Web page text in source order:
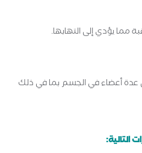
مما يؤدي إلى التهابها.
عدة أعضاء في الجسم بما في ذلك
التالية: